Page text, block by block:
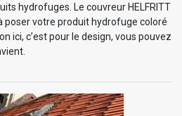
hydrofuges. Le couvreur HELFRITT
poser votre produit hydrofuge coloré
ici, c’est pour le design, vous pouvez